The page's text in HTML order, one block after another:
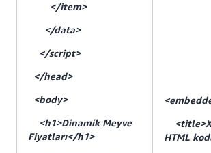
</item>
</data>
</script>
</head>
<body>
<h1>Dinamik Meyve
Fiyatları</h1>
HTML